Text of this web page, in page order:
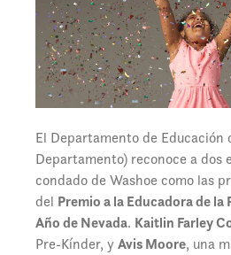
El Departamento de Educación
Departamento) reconoce a dos
condado de Washoe como las
del Premio a la Educadora de
Año de Nevada. Kaitlin Farley
Pre-Kínder, yAvis Moore, una